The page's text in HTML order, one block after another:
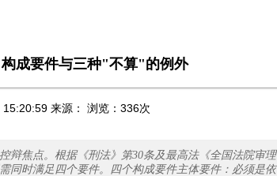
成要件与三种"不算"的例外
来源： 浏览： 336次
辩焦点。根据《刑法》第30条及最高法《全国法院审理
同时满足四个要件。四个构成要件主体要件：必须是依